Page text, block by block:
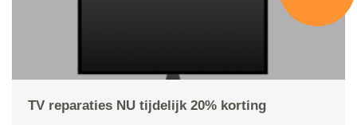
TV reparaties NU tijdelijk 20% korting